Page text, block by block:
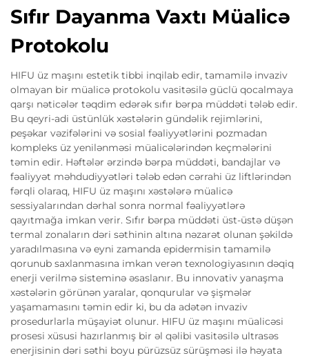
Sıfır Dayanma Vaxtı Müalicə
Protokolu
HIFU üz maşını estetik tibbi inqilab edir, tamamilə invaziv
olmayan bir müalicə protokolu vasitəsilə güclü qocalmaya
qarşı nəticələr təqdim edərək sıfır bərpa müddəti tələb edir.
Bu qeyri-adi üstünlük xəstələrin gündəlik rejimlərini,
peşəkar vəzifələrini və sosial fəaliyyətlərini pozmadan
kompleks üz yenilənməsi müalicələrindən keçmələrini
təmin edir. Həftələr ərzində bərpa müddəti, bandajlar və
fəaliyyət məhdudiyyətləri tələb edən cərrahi üz liftlərindən
fərqli olaraq, HIFU üz maşını xəstələrə müalicə
sessiyalarından dərhal sonra normal fəaliyyətlərə
qayıtmağa imkan verir. Sıfır bərpa müddəti üst-üstə düşən
termal zonaların dəri səthinin altına nəzarət olunan şəkildə
yaradılmasına və eyni zamanda epidermisin tamamilə
qorunub saxlanmasına imkan verən texnologiyasının dəqiq
enerji verilmə sisteminə əsaslanır. Bu innovativ yanaşma
xəstələrin görünən yaralar, qonqurular və şişmələr
yaşamamasını təmin edir ki, bu da adətən invaziv
prosedurlarla müşayiət olunur. HIFU üz maşını müalicəsi
prosesi xüsusi hazırlanmış bir əl qəlibi vasitəsilə ultrasəs
enerjisinin dəri səthi boyu pürüzsüz sürüşməsi ilə həyata